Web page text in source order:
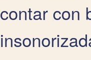
contar con